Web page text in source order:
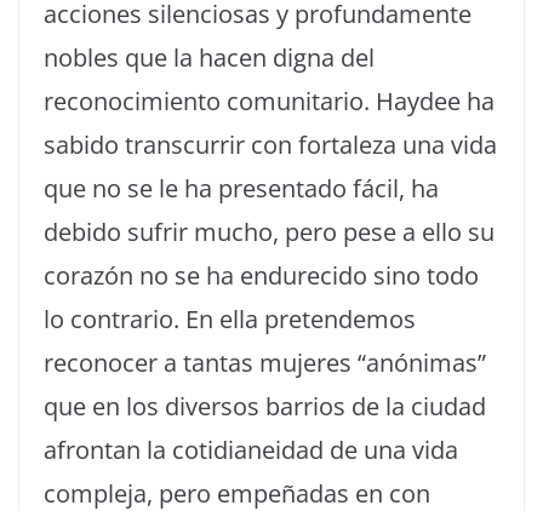
acciones silenciosas y profundamente
nobles que la hacen digna del
reconocimiento comunitario. Haydee ha
sabido transcurrir con fortaleza una vida
que no se le ha presentado fácil, ha
debido sufrir mucho, pero pese a ello su
corazón no se ha endurecido sino todo
lo contrario. En ella pretendemos
reconocer a tantas mujeres “anónimas”
que en los diversos barrios de la ciudad
afrontan la cotidianeidad de una vida
compleja, pero empeñadas en con